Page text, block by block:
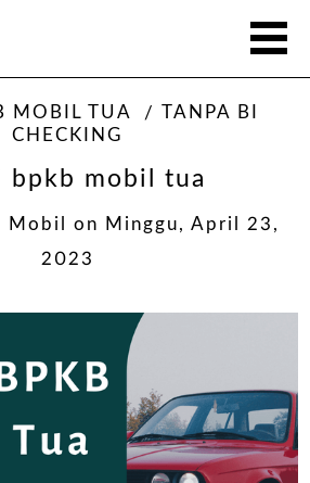
MOBIL TUA
TANPA BI
CHECKING
bpkb mobil tua
Mobil on
Minggu, April 23,
2023